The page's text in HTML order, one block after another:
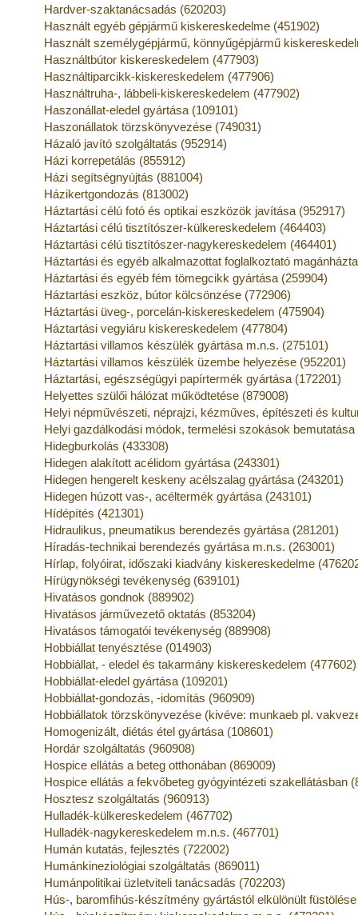
Hardver-szaktanácsadás (620203)
Használt egyéb gépjármű kiskereskedelme (451902)
Használt személygépjármű, könnyűgépjármű
Használtbútor kiskereskedelem (477903)
Használtiparcikk-kiskereskedelem (477906)
Használtruha-, lábbeli-kiskereskedelem (477902)
Haszonállat-eledel gyártása (109101)
Haszonállatok törzskönyvezése (749031)
Házaló javító szolgáltatás (952914)
Házi korrepetálás (855912)
Házi segítségnyújtás (881004)
Házikertgondozás (813002)
Háztartási célú fotó és optikai eszközök javítása (952917)
Háztartási célú tisztítószer-külkereskedelem (464403)
Háztartási célú tisztítószer-nagykereskedelem (464401)
Háztartási és egyéb alkalmazottat foglalkoztató
Háztartási és egyéb fém tömegcikk gyártása (259904)
Háztartási eszköz, bútor kölcsönzése (772906)
Háztartási üveg-, porcelán-kiskereskedelem (475904)
Háztartási vegyiáru kiskereskedelem (477804)
Háztartási villamos készülék gyártása m.n.s. (275101)
Háztartási villamos készülék üzembe helyezése (952201)
Háztartási, egészségügyi papírtermék gyártása (172201)
Helyettes szülői hálózat működtetése (879008)
Helyi népművészeti, néprajzi, kézműves, építészeti és
Helyi gazdálkodási módok, termelési szokások bemutatása
Hidegburkolás (433308)
Hidegen alakított acélidom gyártása (243301)
Hidegen hengerelt keskeny acélszalag gyártása (243201)
Hidegen húzott vas-, acéltermék gyártása (243101)
Hídépítés (421301)
Hidraulikus, pneumatikus berendezés gyártása (281201)
Híradás-technikai berendezés gyártása m.n.s. (263001)
Hírlap, folyóirat, időszaki kiadvány kiskereskedelme
Hírügynökségi tevékenység (639101)
Hivatásos gondnok (889902)
Hivatásos járművezető oktatás (853204)
Hivatásos támogatói tevékenység (889908)
Hobbiállat tenyésztése (014903)
Hobbiállat, - eledel és takarmány kiskereskedelem (477602)
Hobbiállat-eledel gyártása (109201)
Hobbiállat-gondozás, -idomítás (960909)
Hobbiállatok törzskönyvezése (kivéve: munkaeb pl.
Homogenizált, diétás étel gyártása (108601)
Hordár szolgáltatás (960908)
Hospice ellátás a beteg otthonában (869009)
Hospice ellátás a fekvőbeteg gyógyintézeti szakellátásban
Hosztesz szolgáltatás (960913)
Hulladék-külkereskedelem (467702)
Hulladék-nagykereskedelem m.n.s. (467701)
Humán kutatás, fejlesztés (722002)
Humánkineziológiai szolgáltatás (869011)
Humánpolitikai üzletviteli tanácsadás (702203)
Hús-, baromfihús-készítmény gyártástól elkülönült